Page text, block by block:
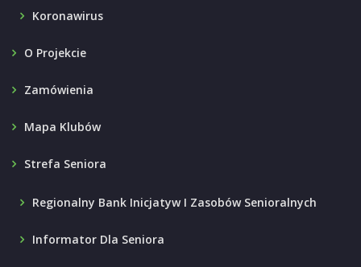
Koronawirus
O Projekcie
Zamówienia
Mapa Klubów
Strefa Seniora
Regionalny Bank Inicjatyw I Zasobów Senioralnych
Informator Dla Seniora